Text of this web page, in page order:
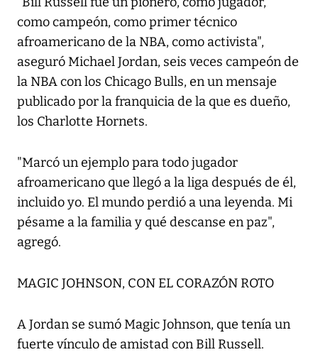
como campeón, como primer técnico
afroamericano de la NBA, como activista",
aseguró Michael Jordan, seis veces campeón de
la NBA con los Chicago Bulls, en un mensaje
publicado por la franquicia de la que es dueño,
los Charlotte Hornets.
"Marcó un ejemplo para todo jugador
afroamericano que llegó a la liga después de él,
incluido yo. El mundo perdió a una leyenda. Mi
pésame a la familia y qué descanse en paz",
agregó.
MAGIC JOHNSON, CON EL CORAZÓN ROTO
A Jordan se sumó Magic Johnson, que tenía un
fuerte vínculo de amistad con Bill Russell.